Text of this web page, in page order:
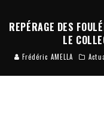
REPÉRAGE DES
LE
Frédéric AMELLA